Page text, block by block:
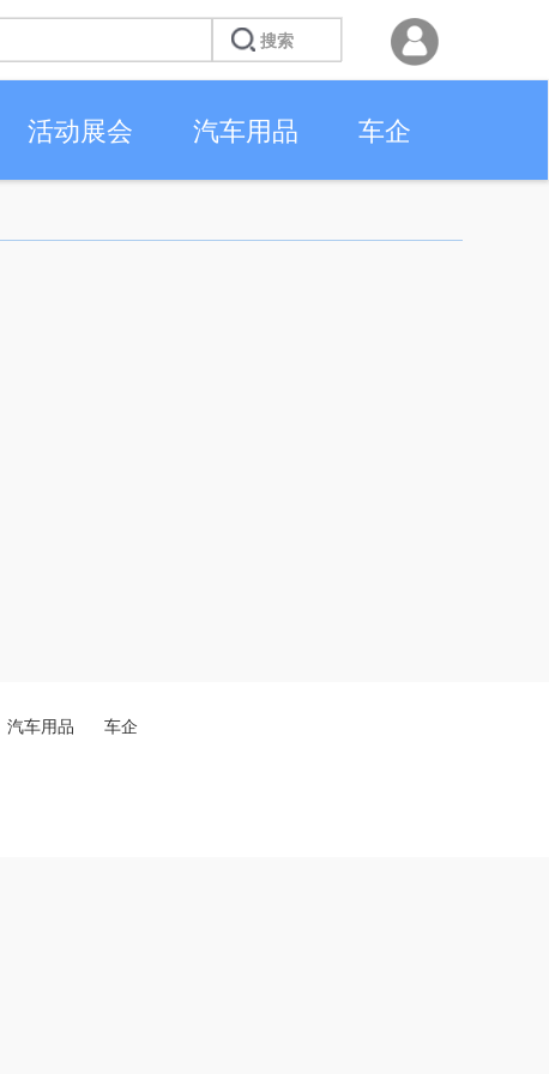
活动展会 汽车用品 车企
汽车用品 车企